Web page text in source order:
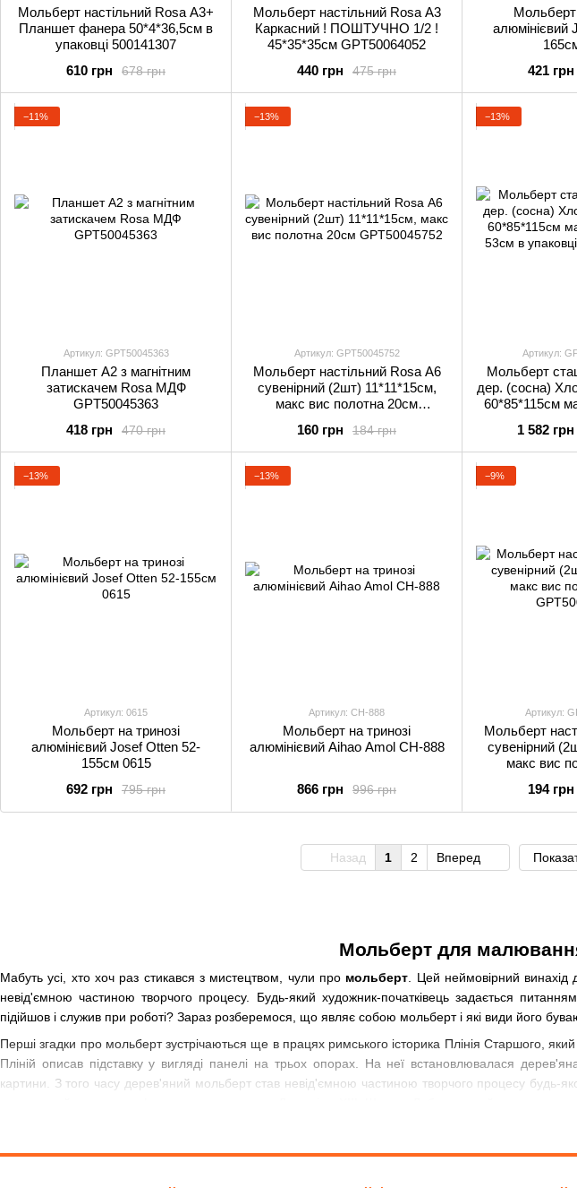
Мольберт для
Мабуть усі, хто хоч раз стикався з мистецтвом, чули про мольберт . Цей неймовірний
невід'ємною частиною творчого процесу. Будь-який художник-початківець задається
підійшов і служив при роботі? Зараз розберемося, що являє собою мольберт і які види його
Перші згадки про мольберт зустрічаються ще в працях римського історика Плінія Старшого,
Пліній описав підставку у вигляді панелі на трьох опорах. На неї встановлювалася
картини. З того часу дерев'яний мольберт став невід'ємною частиною творчого процесу будь-
Мольберт настільний Rosa А3+
Планшет фанера 50*4*36,5см в
упаковці 500141307
678 грн
610 грн
Мольберт настільний Rosa А3
Каркасний ! ПОШТУЧНО 1/2 !
45*35*35см GPТ50064052
475 грн
440 грн
Мольберт
алюмінієвий
421 грн
−11%
Артикул: GPТ50045363
Планшет А2 з магнітним
затискачем Rosa МДФ
GPТ50045363
470 грн
418 грн
−13%
Артикул: GPТ50045752
Мольберт настільний Rosa А6
сувенірний (2шт) 11*11*15см,
макс вис полотна 20см
184 грн
160 грн
−13%
Артикул:
Мольберт
дер. (сосна)
60*85*115см
1 582 грн
−13%
Артикул: 0615
Мольберт на тринозі
алюмінієвий Josef Otten 52-
155см 0615
795 грн
692 грн
−13%
Артикул: CH-888
Мольберт на тринозі
алюмінієвий Aihao Amol CH-888
996 грн
866 грн
−9%
Артикул:
Мольберт
сувенірний
макс вис
194 грн
Назад 1 2 Вперед